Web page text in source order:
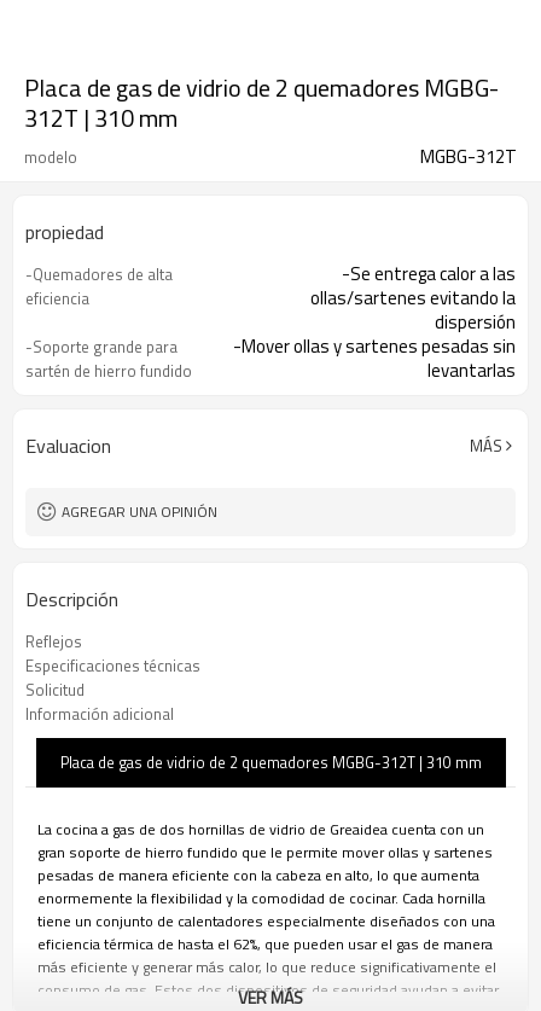
Placa de gas de vidrio de 2 quemadores MGBG-
312T | 310 mm
modelo MGBG-312T
propiedad
-Quemadores de alta
eficiencia
-Se entrega calor a las
ollas/sartenes evitando la
dispersión
-Soporte grande para
sartén de hierro fundido
-Mover ollas y sartenes pesadas sin
levantarlas
-Encendido con una mano
-El encendedor integrado facilita el
de falla de llama (opcional)
Evaluacion MÁS
AGREGAR UNA OPINIÓN
Descripción
Reflejos
Especificaciones técnicas
Solicitud
Información adicional
Placa de gas de vidrio de 2 quemadores MGBG-312T | 310 mm
La cocina a gas de dos hornillas de vidrio de Greaidea cuenta con un
gran soporte de hierro fundido que le permite mover ollas y sartenes
pesadas de manera eficiente con la cabeza en alto, lo que aumenta
enormemente la flexibilidad y la comodidad de cocinar. Cada hornilla
tiene un conjunto de calentadores especialmente diseñados con una
eficiencia térmica de hasta el 62%, que pueden usar el gas de manera
más eficiente y generar más calor, lo que reduce significativamente el
consumo de gas. Estos dos dispositivos de seguridad ayudan a evitar
VER MÁS